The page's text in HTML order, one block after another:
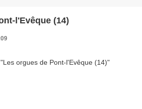
l'Evêque (14)